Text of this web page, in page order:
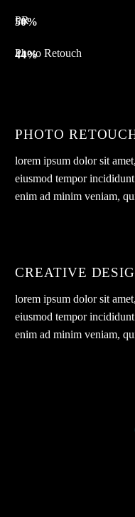
PR
50%
Photo Retouch
44%
PHOTO
lorem ipsum dolor sit
eiusmod tempor
enim ad minim veniam,
CREATIVE
lorem ipsum dolor sit
eiusmod tempor
enim ad minim veniam,